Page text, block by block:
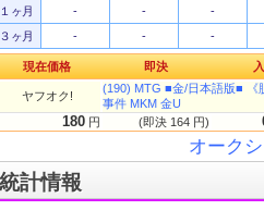
１ヶ月
- -
-
３ヶ月
- - -
現在価格 即決
ヤフオク!
(190) MTG ■金/日本語版■
事件 MKM 金U
180 円 (即決 164 円)
オーク
統計情報